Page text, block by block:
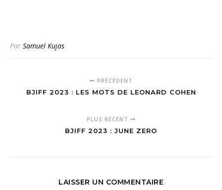
Par Samuel Kujas
PRÉCÉDENT
BJIFF 2023 : LES MOTS DE LEONARD COHEN
PLUS RÉCENT
BJIFF 2023 : JUNE ZERO
LAISSER UN COMMENTAIRE